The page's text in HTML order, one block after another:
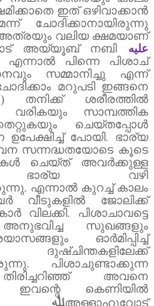
ഇത് ഒഴിവാക്കാൻ
ചോദിക്കാനായിരുന്നു
അത്രയും വലിയ ക്ഷമയാണ്
അയ്യൂബ് നബി
عليه
എന്നാൽ പിന്നെ പിശാച്
സമ്മാനിച്ചു എന്ന്
മറുപടി ഇങ്ങനെ
തനിക്ക് ശരീരത്തിൽ
സാമ്പത്തിക
ചെയ്തപ്പോൾ
ഉപേക്ഷിച്ച് പോയി.
ഭാര്യ
സന്നദ്ധതയോടെ കൂടെ
ചെയ്ത് അവർക്കുള്ള
ഭാര്യ വഴി
എന്നാൽ കുറച്ച് കാലം
വീടുകളിൽ ജോലിക്ക്
വിലക്കി.
പിശാചാവട്ടെ
സുഖങ്ങളും
ഓർമിപ്പിച്ച്
പിശാചുണ്ടാക്കുന്ന
അവനെ
ഇവന്റെ കെണിയിൽ
ﷲഅള്ളാഹുവോട്